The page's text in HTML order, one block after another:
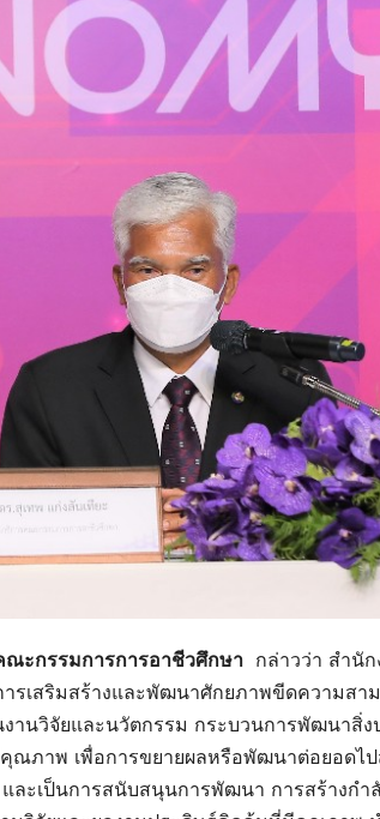
ณะกรรมการการอาชีวศึกษา กล่าวว่า สำนั
รเสริมสร้างและพัฒนาศักยภาพขีดความสา
านวิจัยและนวัตกรรม กระบวนการพัฒนาสิ่ง
ณภาพ เพื่อการขยายผลหรือพัฒนาต่อยอดไป
ละเป็นการสนับสนุนการพัฒนา การสร้างกำ